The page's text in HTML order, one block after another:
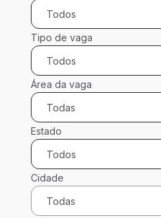
Todos
Tipo de vaga
Todos
Área da vaga
Todas
Estado
Todos
Cidade
Todas